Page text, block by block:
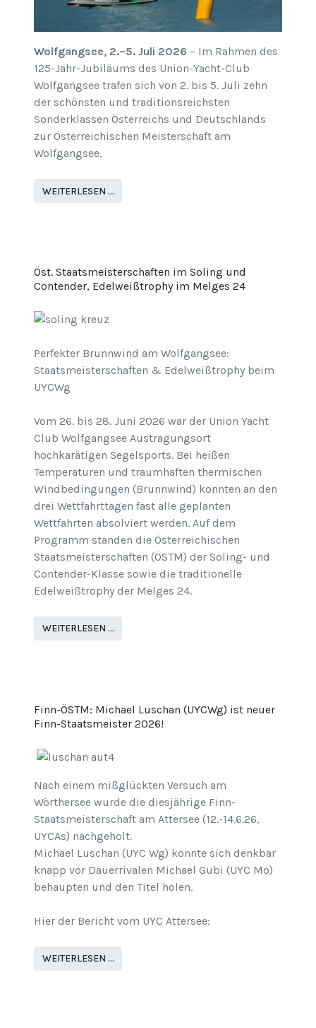
Wolfgangsee, 2.–5. Juli 2026 – Im Rahmen des
125-Jahr-Jubiläums des Union-Yacht-Club
Wolfgangsee trafen sich von 2. bis 5. Juli zehn
der schönsten und traditionsreichsten
Sonderklassen Österreichs und Deutschlands
zur Österreichischen Meisterschaft am
Wolfgangsee.
WEITERLESEN …
Öst. Staatsmeisterschaften im Soling und
Contender, Edelweißtrophy im Melges 24
Perfekter Brunnwind am Wolfgangsee:
Staatsmeisterschaften & Edelweißtrophy beim
UYCWg
Vom 26. bis 28. Juni 2026 war der Union Yacht
Club Wolfgangsee Austragungsort
hochkarätigen Segelsports. Bei heißen
Temperaturen und traumhaften thermischen
Windbedingungen (Brunnwind) konnten an den
drei Wettfahrttagen fast alle geplanten
Wettfahrten absolviert werden. Auf dem
Programm standen die Österreichischen
Staatsmeisterschaften (ÖSTM) der Soling- und
Contender-Klasse sowie die traditionelle
Edelweißtrophy der Melges 24.
WEITERLESEN …
Finn-ÖSTM: Michael Luschan (UYCWg) ist neuer
Finn-Staatsmeister 2026!
Nach einem mißglückten Versuch am
Wörthersee wurde die diesjährige Finn-
Staatsmeisterschaft am Attersee (12.-14.6.26,
UYCAs) nachgeholt.
Michael Luschan (UYC Wg) konnte sich denkbar
knapp vor Dauerrivalen Michael Gubi (UYC Mo)
behaupten und den Titel holen.
Hier der Bericht vom UYC Attersee:
WEITERLESEN …